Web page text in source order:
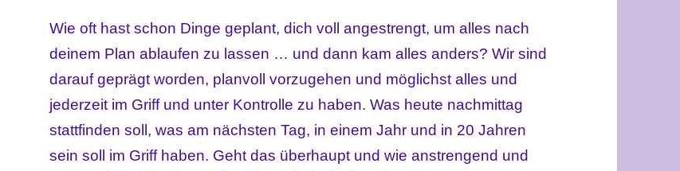
Wie oft hast schon Dinge geplant, dich voll angestrengt, um alles nach
deinem Plan ablaufen zu lassen … und dann kam alles anders? Wir sind
darauf geprägt worden, planvoll vorzugehen und möglichst alles und
jederzeit im Griff und unter Kontrolle zu haben. Was heute nachmittag
stattfinden soll, was am nächsten Tag, in einem Jahr und in 20 Jahren
sein soll im Griff haben. Geht das überhaupt und wie anstrengend und